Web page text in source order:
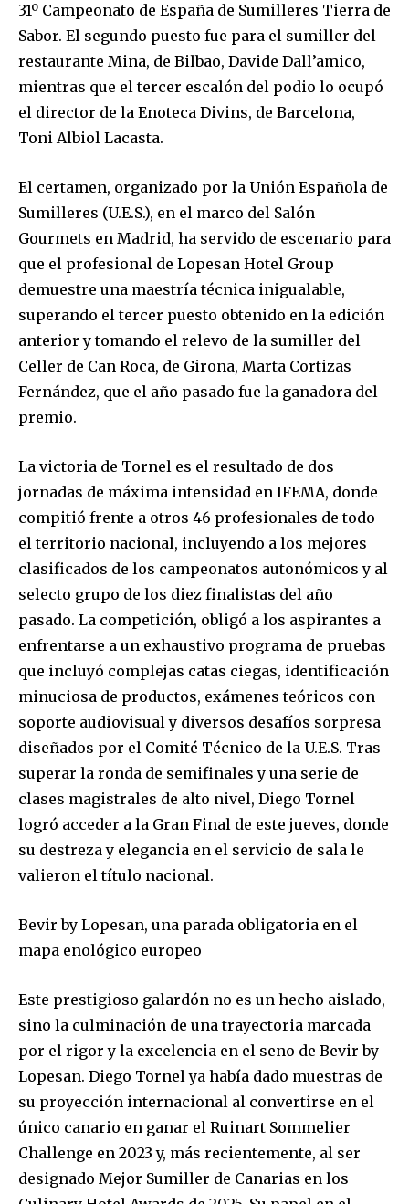
31º Campeonato de España de Sumilleres Tierra de
Sabor. El segundo puesto fue para el sumiller del
restaurante Mina, de Bilbao, Davide Dall’amico,
mientras que el tercer escalón del podio lo ocupó
el director de la Enoteca Divins, de Barcelona,
Toni Albiol Lacasta.
El certamen, organizado por la Unión Española de
Sumilleres (U.E.S.), en el marco del Salón
Gourmets en Madrid, ha servido de escenario para
que el profesional de Lopesan Hotel Group
demuestre una maestría técnica inigualable,
superando el tercer puesto obtenido en la edición
anterior y tomando el relevo de la sumiller del
Celler de Can Roca, de Girona, Marta Cortizas
Fernández, que el año pasado fue la ganadora del
premio.
La victoria de Tornel es el resultado de dos
jornadas de máxima intensidad en IFEMA, donde
compitió frente a otros 46 profesionales de todo
el territorio nacional, incluyendo a los mejores
clasificados de los campeonatos autonómicos y al
selecto grupo de los diez finalistas del año
pasado. La competición, obligó a los aspirantes a
enfrentarse a un exhaustivo programa de pruebas
que incluyó complejas catas ciegas, identificación
minuciosa de productos, exámenes teóricos con
soporte audiovisual y diversos desafíos sorpresa
diseñados por el Comité Técnico de la U.E.S. Tras
superar la ronda de semifinales y una serie de
clases magistrales de alto nivel, Diego Tornel
logró acceder a la Gran Final de este jueves, donde
su destreza y elegancia en el servicio de sala le
valieron el título nacional.
Bevir by Lopesan, una parada obligatoria en el
mapa enológico europeo
Este prestigioso galardón no es un hecho aislado,
sino la culminación de una trayectoria marcada
por el rigor y la excelencia en el seno de Bevir by
Lopesan. Diego Tornel ya había dado muestras de
su proyección internacional al convertirse en el
único canario en ganar el Ruinart Sommelier
Challenge en 2023 y, más recientemente, al ser
designado Mejor Sumiller de Canarias en los